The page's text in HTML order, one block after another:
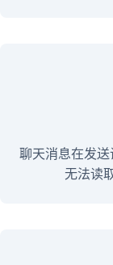
聊天消息在发
无法读